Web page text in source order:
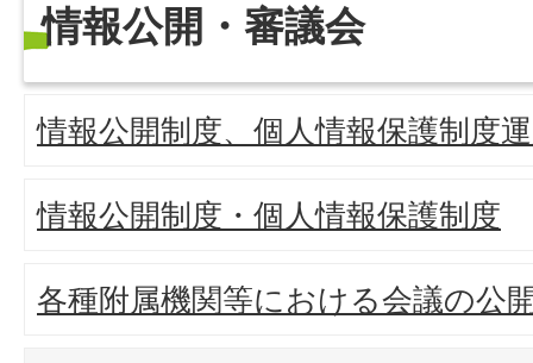
情報公開・審議会
情報公開制度、個人情報保護制度
情報公開制度・個人情報保護制度
各種附属機関等における会議の公